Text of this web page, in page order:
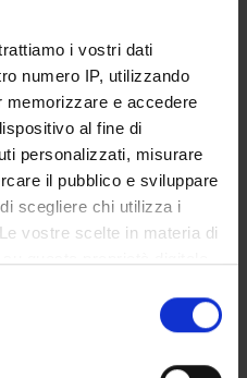
i vostri dati
numero IP, utilizzando
memorizzare e accedere
al fine di
personalizzati, misurare
il pubblico e sviluppare
scegliere chi utilizza i
vostre scelte in materia di
consenso in qualsiasi
sui cookie o facendo clic